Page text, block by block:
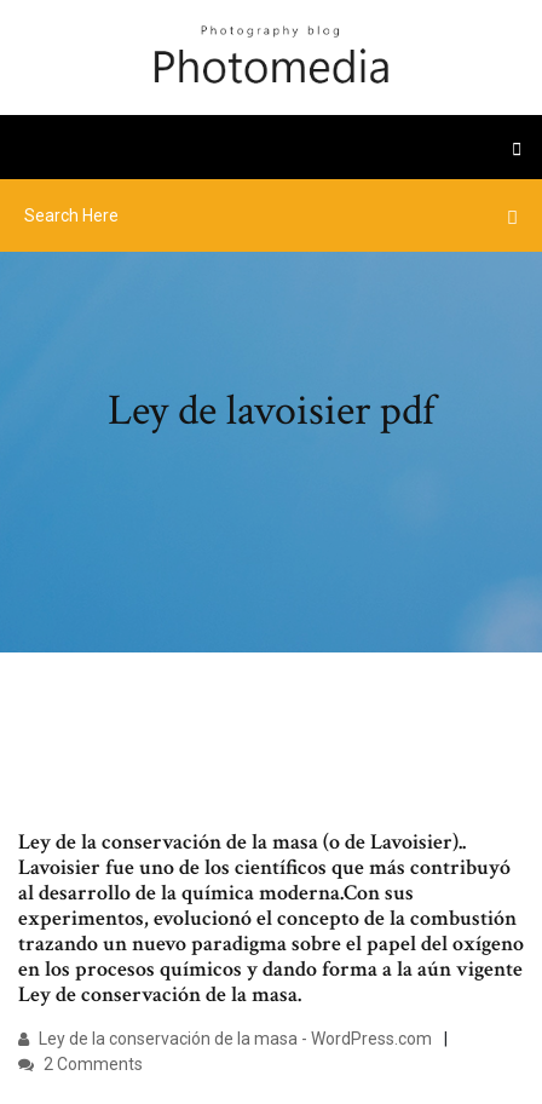
Ley de lavoisier pdf
Ley de la conservación de la masa (o de Lavoisier)..
Lavoisier fue uno de los científicos que más contribuyó
al desarrollo de la química moderna.Con sus
experimentos, evolucionó el concepto de la combustión
trazando un nuevo paradigma sobre el papel del oxígeno
en los procesos químicos y dando forma a la aún vigente
Ley de conservación de la masa.
Ley de la conservación de la masa - WordPress.com
2 Comments